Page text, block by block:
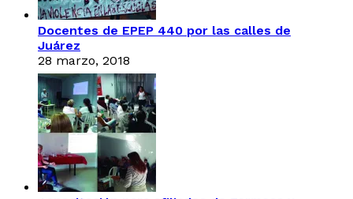
Docentes de EPEP 440 por las calles de
Juárez
28 marzo, 2018